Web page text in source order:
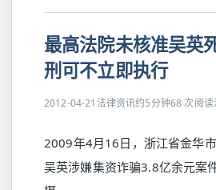
最高法院未核准吴英
刑可不立即执行
2012-04-21 法律资讯约5分钟68 次阅读
2009年4月16日，浙江省金华
吴英涉嫌集资诈骗3.8亿余元案